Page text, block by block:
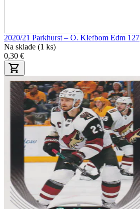
2020/21 Parkhurst – O. Klefbom Edm 127
Na sklade (1 ks)
0,30 €